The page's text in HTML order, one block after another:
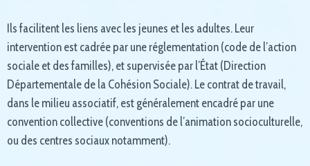
Ils facilitent les liens avec les jeunes et les adultes. Leur
intervention est cadrée par une réglementation (code de l’action
sociale et des familles), et supervisée par l’État (Direction
Départementale de la Cohésion Sociale). Le contrat de travail,
dans le milieu associatif, est généralement encadré par une
convention collective (conventions de l’animation socioculturelle,
ou des centres sociaux notamment).